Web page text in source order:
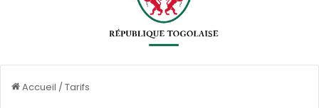
Accueil /Tarifs